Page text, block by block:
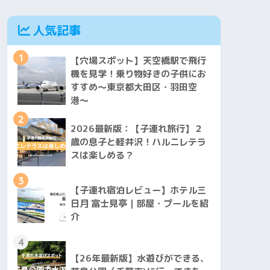
人気記事
1
【穴場スポット】天空橋駅で飛行
機を見学！乗り物好きの子供にお
すすめ〜東京都大田区・羽田空
港〜
2
2026最新版：【子連れ旅行】２
歳の息子と軽井沢！ハルニレテラ
スは楽しめる？
3
【子連れ宿泊レビュー】ホテル三
日月 富士見亭｜部屋・プールを紹
介
4
【26年最新版】水遊びができる、